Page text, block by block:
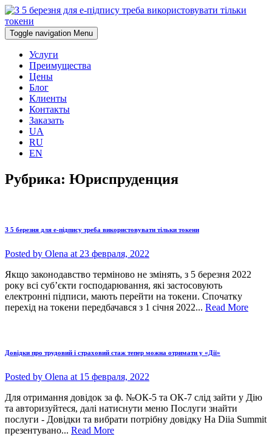
Toggle navigation Menu
Услуги
Преимущества
Цены
Блог
Клиенты
Контакты
Заказать
UA
RU
EN
Рубрика: Юриспруденция
З 5 березня для е-підпису треба використовувати тільки токени
Posted by Olena at 23 февраля, 2022
Якщо законодавство терміново не змінять, з 5 березня 2022
року всі суб’єкти господарювання, які застосовують
електронні підписи, мають перейти на токени. Спочатку
перехід на токени передбачався з 1 січня 2022... Read More
Довідки про трудовий і страховий стаж тепер можна отримати у «Дії»
Posted by Olena at 15 февраля, 2022
Для отримання довідок за ф. №ОК-5 та ОК-7 слід зайти у Дію
та авторизуйтеся, далі натиснути меню Послуги знайти
послуги - Довідки та вибрати потрібну довідку На Diia Summit
презентувано... Read More